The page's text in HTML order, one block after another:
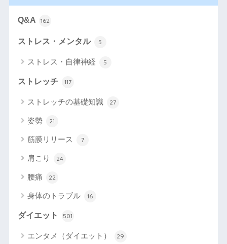
Q&A 162
ストレス・メンタル 5
ストレス・自律神経 5
ストレッチ 117
ストレッチの基礎知識 27
姿勢 21
筋膜リリース 7
肩こり 24
腰痛 22
身体のトラブル 16
ダイエット 501
エンタメ（ダイエット） 29